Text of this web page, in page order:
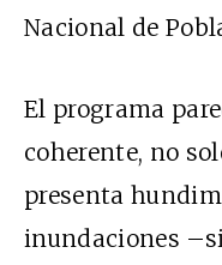
Nacional de
El programa
coherente, no
presenta
inundaciones